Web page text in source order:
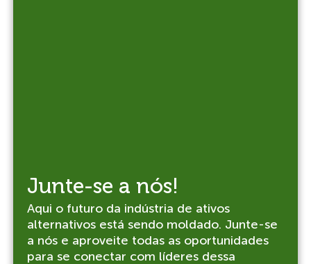
Junte-se a nós!
Aqui o futuro da indústria de ativos
alternativos está sendo moldado. Junte-se
a nós e aproveite todas as oportunidades
para se conectar com líderes dessa